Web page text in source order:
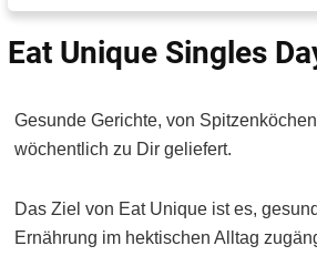
Eat Unique Singles
Gesunde Gerichte, von
wöchentlich zu Dir geliefert.
Das Ziel von Eat Unique ist es,
Ernährung im hektischen Alltag